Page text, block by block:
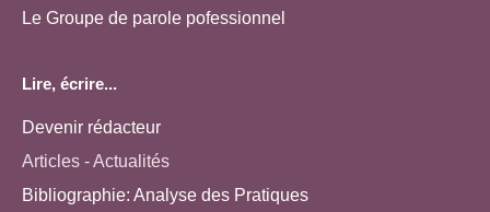
Le Groupe de parole pofessionnel
Lire, écrire...
Devenir rédacteur
Articles - Actualités
Bibliographie: Analyse des Pratiques